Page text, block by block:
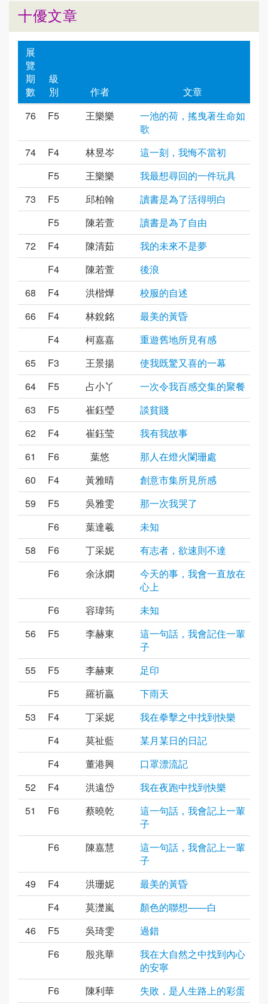
十優文章
展
覽
期
數
級
別
作者
文章
76
F5 王樂樂
一池的荷，搖曳著生命如
歌
74
F4 林昱岑
這一刻，我悔不當初
F5
王樂樂
我最想尋回的一件玩具
73
F5 邱柏翰
讀書是為了活得明白
F5
陳若萱
讀書是為了自由
72
F4 陳清茹
我的未來不是夢
F4
陳若萱
後浪
68
F4 洪楷燁
校服的自述
66
F4 林銳銘
最美的黃昏
F4
柯嘉嘉
重遊舊地所見有感
65
F3 王景揚
使我既驚又喜的一幕
64
F5 占小丫
一次令我百感交集的聚餐
63
F5 崔鈺瑩
談貧賤
62
F4 崔鈺莹
我有我故事
61
F6 葉悠
那人在燈火闌珊處
60
F4 黃雅晴
創意市集所見所感
59
F5 吳雅雯
那一次我哭了
F6
葉達羲
未知
58
F6 丁采妮
有志者，欲速則不達
F6
余泳嫻
今天的事，我會一直放在
心上
F6
容瑋筠
未知
56
F5 李赫東
這一句話，我會記住一輩
子
55
F5 李赫東
足印
F5
羅祈贏
下雨天
53
F4 丁采妮
我在拳擊之中找到快樂
F4
莫祉藍
某月某日的日記
F4
董港興
口罩漂流記
52
F4 洪遠岱
我在夜跑中找到快樂
51
F6 蔡曉乾
這一句話，我會記上一輩
子
F6
陳嘉慧
這一句話，我會記上一輩
子
49
F4 洪珊妮
最美的黃昏
F4
莫濋嵐
顏色的聯想——白
46
F5 吳琦雯
過錯
F6
殷兆華
我在大自然之中找到內心
的安寧
F6
陳利華 失敗，是人生路上的彩蛋